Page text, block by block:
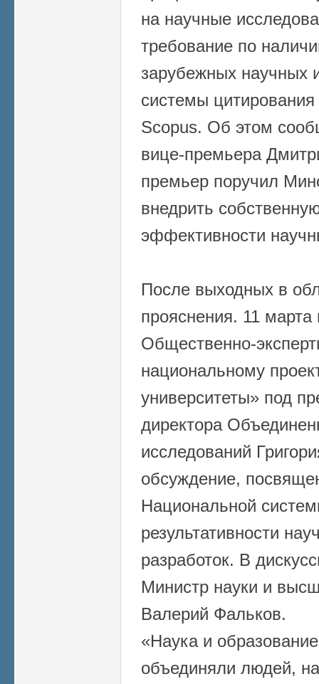
на научные
требование по
зарубежных научных
системы
Scopus. Об этом
вице-премьера
премьер поручил
внедрить
эффективности
После выходных в
прояснения. 11 марта
Общественно-
национальному
университеты» под
директора
исследований
обсуждение,
Национальной
результативности
разработок. В
Министр науки и
Валерий Фальков.
«Наука и
объединяли людей,